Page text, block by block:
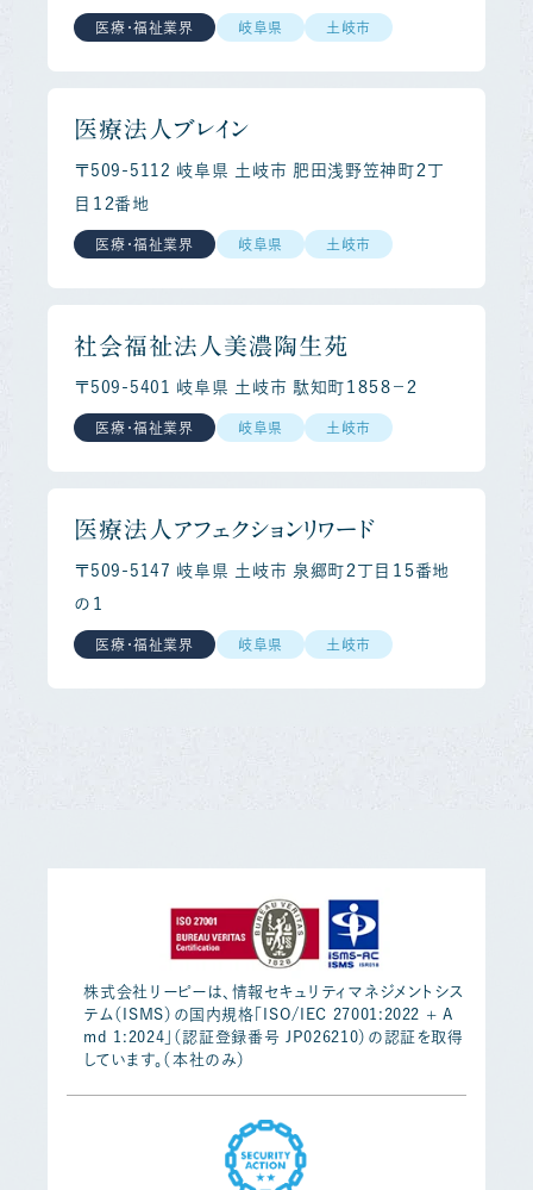
医療・福祉業界 岐阜県 土岐市
医療法人ブレイン
〒509-5112 岐阜県 土岐市 肥田浅野笠神町２丁
目１２番地
医療・福祉業界 岐阜県 土岐市
社会福祉法人美濃陶生苑
〒509-5401 岐阜県 土岐市 駄知町１８５８－２
医療・福祉業界 岐阜県 土岐市
医療法人アフェクションリワード
〒509-5147 岐阜県 土岐市 泉郷町２丁目１５番地
の１
医療・福祉業界 岐阜県 土岐市
株式会社リーピーは、情報セキュリティマネジメントシス
テム（ISMS）の国内規格「ISO/IEC 27001:2022 + A
md 1:2024」（認証登録番号 JP026210）の認証を取得
しています。（本社のみ）